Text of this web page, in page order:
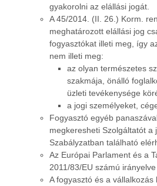
gyakorolni az elállási jogát.
A 45/2014. (II. 26.) Korm.
meghatározott elállási jog
fogyasztókat illeti meg, így
nem illeti meg:
az olyan természetes
szakmája, önálló
üzleti tevékenysége
a jogi személyeket,
Fogyasztó egyéb
megkeresheti Szolgáltatót a
Szabályzatban található
Az Európai Parlament és a
2011/83/EU számú irányelve
A fogyasztó és a vállalkozás